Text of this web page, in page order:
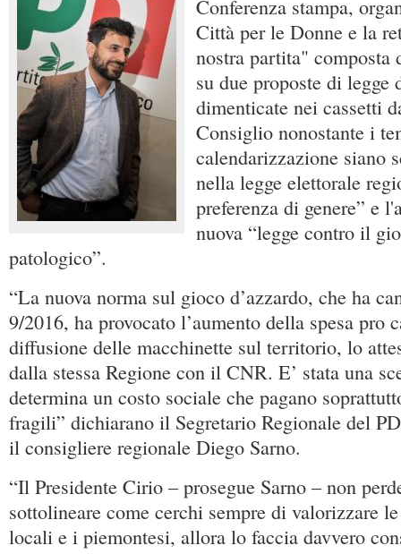
Conferenza stampa,
Città per le Donne e la
nostra partita" composta
su due proposte di
dimenticate nei cassetti
Consiglio nonostante i
calendarizzazione siano
nella legge elettorale
preferenza di genere” e
nuova “legge contro il
patologico”.
“La nuova norma sul gioco d’azzardo, che ha
9/2016, ha provocato l’aumento della spesa pro
diffusione delle macchinette sul territorio, lo
dalla stessa Regione con il CNR. E’ stata una
determina un costo sociale che pagano
fragili” dichiarano il Segretario Regionale del
il consigliere regionale Diego Sarno.
“Il Presidente Cirio – prosegue Sarno – non
sottolineare come cerchi sempre di valorizzare
locali e i piemontesi, allora lo faccia davvero